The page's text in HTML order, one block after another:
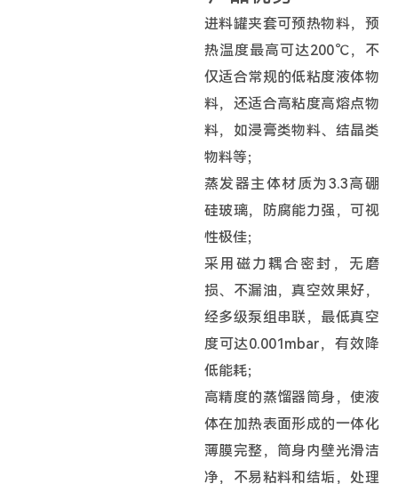
进料罐夹套可预热物料，预
热温度最高可达200℃，不
仅适合常规的低粘度液体物
料，还适合高粘度高熔点物
料，如浸膏类物料、结晶类
物料等；
蒸发器主体材质为3.3高硼
硅玻璃，防腐能力强，可视
性极佳；
采用磁力耦合密封，无磨
损、不漏油，真空效果好，
经多级泵组串联，最低真空
度可达0.001mbar，有效降
低能耗；
高精度的蒸馏器筒身，使液
体在加热表面形成的一体化
薄膜完整，筒身内壁光滑洁
净，不易粘料和结垢，处理